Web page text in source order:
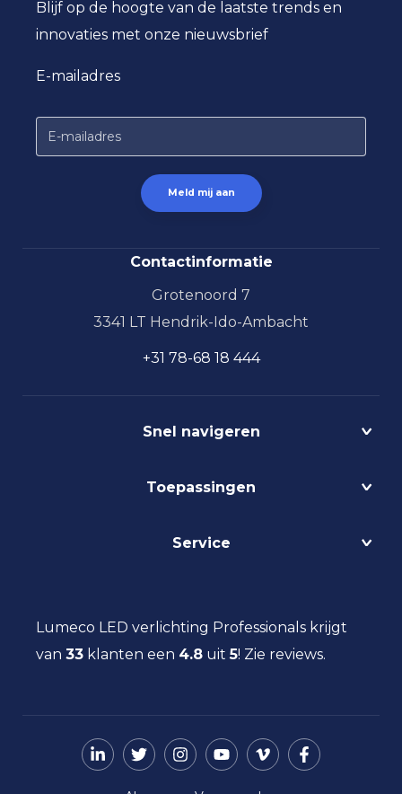
Blijf op de hoogte van de laatste trends en
innovaties met onze nieuwsbrief
E-mailadres
Contactinformatie
Grotenoord 7
3341 LT Hendrik-Ido-Ambacht
+31 78-68 18 444
Snel navigeren
Circulair
Lichtmanagement
Maatwerk
Social Return
Toepassingen
Kantoorverlichting
Projectverlichting
Scheepsverlichting
Universiteitsverlichting
Utiliteitsverlichting
Werkplaatsverlichting
Service
Aanbestedingen
Eindgebruiker
Storingsinformatie
Nieuws
Over ons
Lumeco LED verlichting Professionals krijgt
van 33 klanten een 4.8 uit5! Zie reviews.